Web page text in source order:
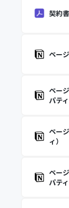
契約
ペー
ペー
パティ
ペー
ィ）
ペー
パティ